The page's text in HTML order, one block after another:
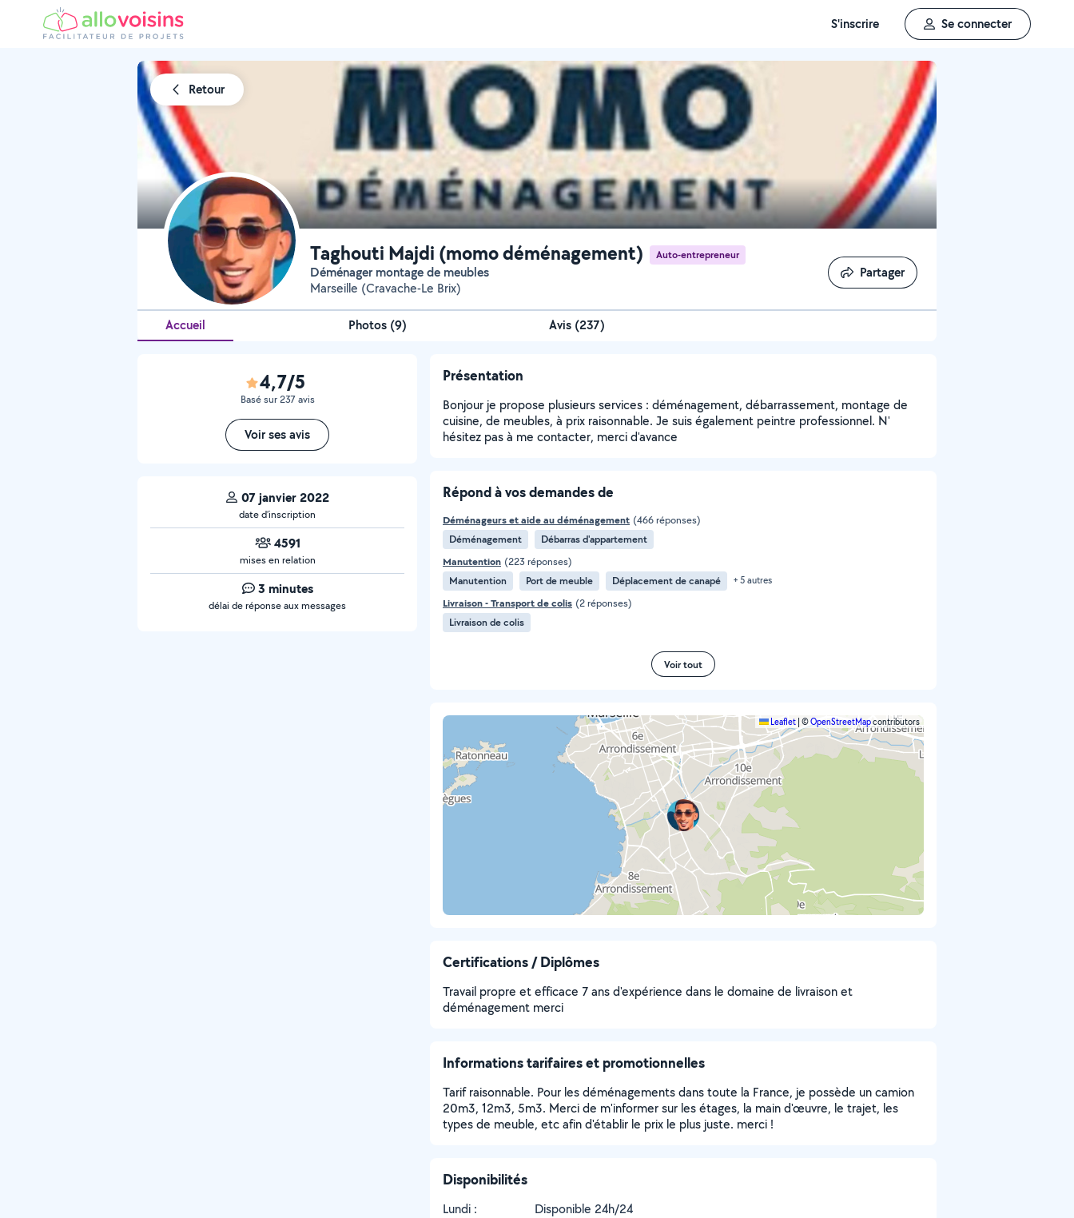
S'inscrire Se connecter
Retour
Taghouti Majdi (momo déménagement) Auto-entrepreneur
Déménager montage de meubles
Marseille (Cravache-Le Brix)
Partager
Partager
Accueil Photos (9) Avis (237)
4,7/5
Basé sur 237 avis
Voir ses avis
07 janvier 2022
date d’inscription
4591
mises en relation
3 minutes
délai de réponse aux messages
Présentation
Bonjour je propose plusieurs services : déménagement, débarrassement, montage de
cuisine, de meubles, à prix raisonnable. Je suis également peintre professionnel. N'
hésitez pas à me contacter, merci d'avance
Répond à vos demandes de
Déménageurs et aide au déménagement (466 réponses)
Déménagement
Débarras d'appartement
Manutention (223 réponses)
Manutention
Port de meuble Déplacement de canapé + 5 autres
Livraison - Transport de colis (2 réponses)
Livraison de colis
Voir tout
Leaflet ©OpenStreetMapcontributors
Certifications / Diplômes
Travail propre et efficace 7 ans d'expérience dans le domaine de livraison et
déménagement merci
Informations tarifaires et promotionnelles
Tarif raisonnable. Pour les déménagements dans toute la France, je possède un camion
20m3, 12m3, 5m3. Merci de m'informer sur les étages, la main d'œuvre, le trajet, les
types de meuble, etc afin d'établir le prix le plus juste. merci !
Disponibilités
Lundi :
Disponible 24h/24